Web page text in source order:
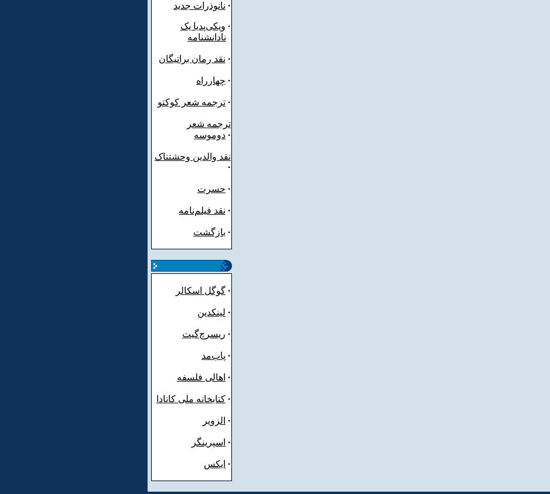
نانوذرات جدید ·
ویکی‌پدیا یک ·
نادانشنامه
نقد رمان براتیگان ·
چهارراه ·
ترجمه شعر کوکتو ·
ترجمه شعر
دوموسه ·
نقد والدین وحشتناک
·
حسرت ·
نقد فیلم‌نامه ·
بازگشت ·
گوگل اسکالر ·
لینکدین ·
ریسرچ‌گیت ·
پاب‌مد ·
اهالی فلسفه ·
کتابخانه ملی کانادا ·
الزویر ·
اسپرینگر ·
ایکس ·